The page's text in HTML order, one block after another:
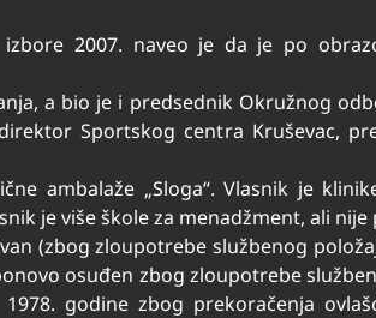
2007. naveo je da je po
a bio je i predsednik Okružnog
Sportskog centra Kruševac,
ambalaže „Sloga“. Vlasnik je
je više škole za menadžment, ali
(zbog zloupotrebe službenog
osuđen zbog zloupotrebe
godine zbog prekoračenja